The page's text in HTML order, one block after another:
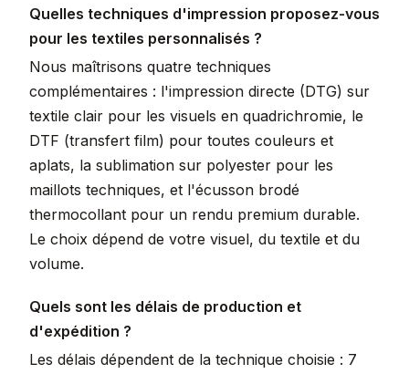
Quelles techniques d'impression proposez-vous
pour les textiles personnalisés ?
Nous maîtrisons quatre techniques
complémentaires : l'impression directe (DTG) sur
textile clair pour les visuels en quadrichromie, le
DTF (transfert film) pour toutes couleurs et
aplats, la sublimation sur polyester pour les
maillots techniques, et l'écusson brodé
thermocollant pour un rendu premium durable.
Le choix dépend de votre visuel, du textile et du
volume.
Quels sont les délais de production et
d'expédition ?
Les délais dépendent de la technique choisie : 7